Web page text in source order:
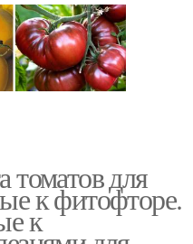
томатов для
к фитофторе.
к